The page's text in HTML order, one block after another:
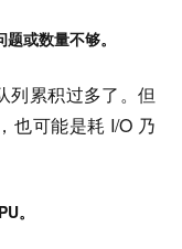
或数量不够。
列累积过多了。但
也可能是耗 I/O 乃
。